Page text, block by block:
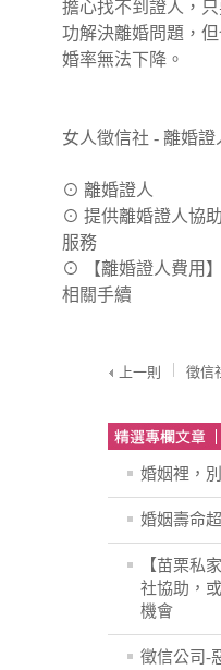
擔心找不到證人，
功解決離婚問題，
婚率無法下降。
女人徵信社 - 離婚證
⊙離婚證人
⊙提供離婚證人協
服務
⊙
【離婚證人費用
相關手續
上一則 徵信
婚姻裡，
婚姻壽命
【苗栗私
社協助，
機會
徵信公司-